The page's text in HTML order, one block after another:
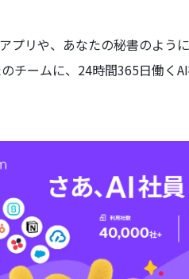
プリや、あなたの秘書のよう
チームに、24時間365日働く